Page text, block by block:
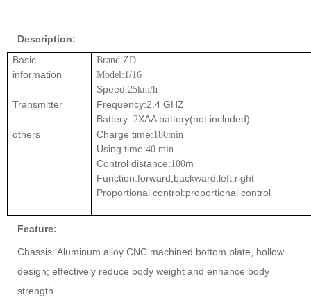
Description:
Basic
information
Brand:ZD
Model:1/16
Speed:25km/h
Transmitter
Frequency:2.4 GHZ
Battery: 2XAA battery(not included)
others
Charge time:180min
Using time:40 min
Control distance:100m
Function:forward,backward,left,right
Proportional control:proportional control
Feature:
Chassis: Aluminum alloy CNC machined bottom plate, hollow
design; effectively reduce body weight and enhance body
strength